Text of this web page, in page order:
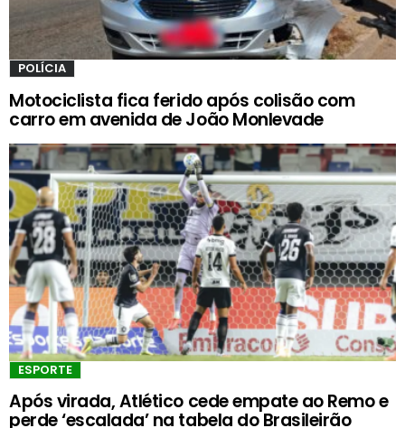
POLÍCIA
Motociclista fica ferido após colisão com
carro em avenida de João Monlevade
ESPORTE
Após virada, Atlético cede empate ao Remo e
perde ‘escalada’ na tabela do Brasileirão